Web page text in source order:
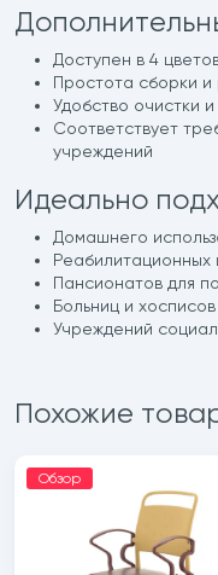
Доступен в 4
Простота сборки и
Удобство очистки
Соответствует
учреждений
Идеально
Домашнего
Реабилитационных
Пансионатов для
Больниц и хосписов
Учреждений
Похожие
Обзор